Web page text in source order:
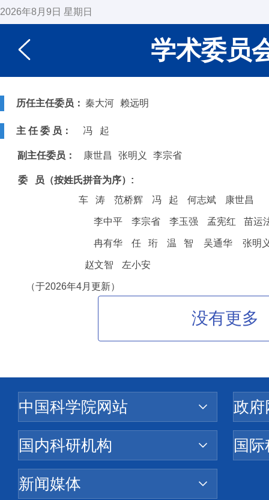
2026年8月9日 星期日
学术委员
历任主任委员： 秦大河 赖远明
主 任 委 员： 冯 起
副主任委员： 康世昌 张明义 李宗省
委 员（按姓氏拼音为序）:
车 涛
范桥辉 冯 起 何志斌 康世昌
李中平 李宗省 李玉强 孟宪红 苗运
冉有华 任 珩 温 智 吴通华 张明
赵文智 左小安
（于2026年4月更新）
没有更多